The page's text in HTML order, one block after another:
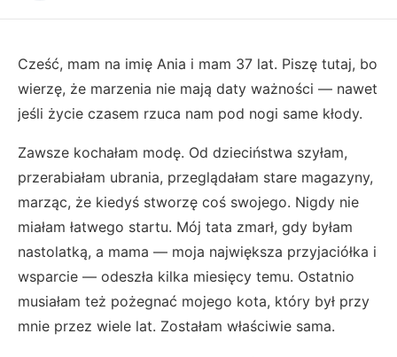
Cześć, mam na imię Ania i mam 37 lat. Piszę tutaj, bo
wierzę, że marzenia nie mają daty ważności — nawet
jeśli życie czasem rzuca nam pod nogi same kłody.
Zawsze kochałam modę. Od dzieciństwa szyłam,
przerabiałam ubrania, przeglądałam stare magazyny,
marząc, że kiedyś stworzę coś swojego. Nigdy nie
miałam łatwego startu. Mój tata zmarł, gdy byłam
nastolatką, a mama — moja największa przyjaciółka i
wsparcie — odeszła kilka miesięcy temu. Ostatnio
musiałam też pożegnać mojego kota, który był przy
mnie przez wiele lat. Zostałam właściwie sama.